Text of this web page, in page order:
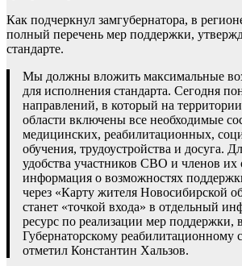
Как подчеркнул замгубернатора, в
полный перечень мер поддержки,
стандарте.
Мы должны вложить максимальные
для исполнения стандарта. Сегодня
направлений, в который на
области включены все необходимые
медицинских, реабилитационных,
обучения, трудоустройства и досуга.
удобства участников СВО и членов их
информация о возможностях
через «Карту жителя Новосибирской
станет «точкой входа» в отдельный
ресурс по реализации мер поддержки,
Губернаторскому реабилитационному
отметил Константин Хальзов.